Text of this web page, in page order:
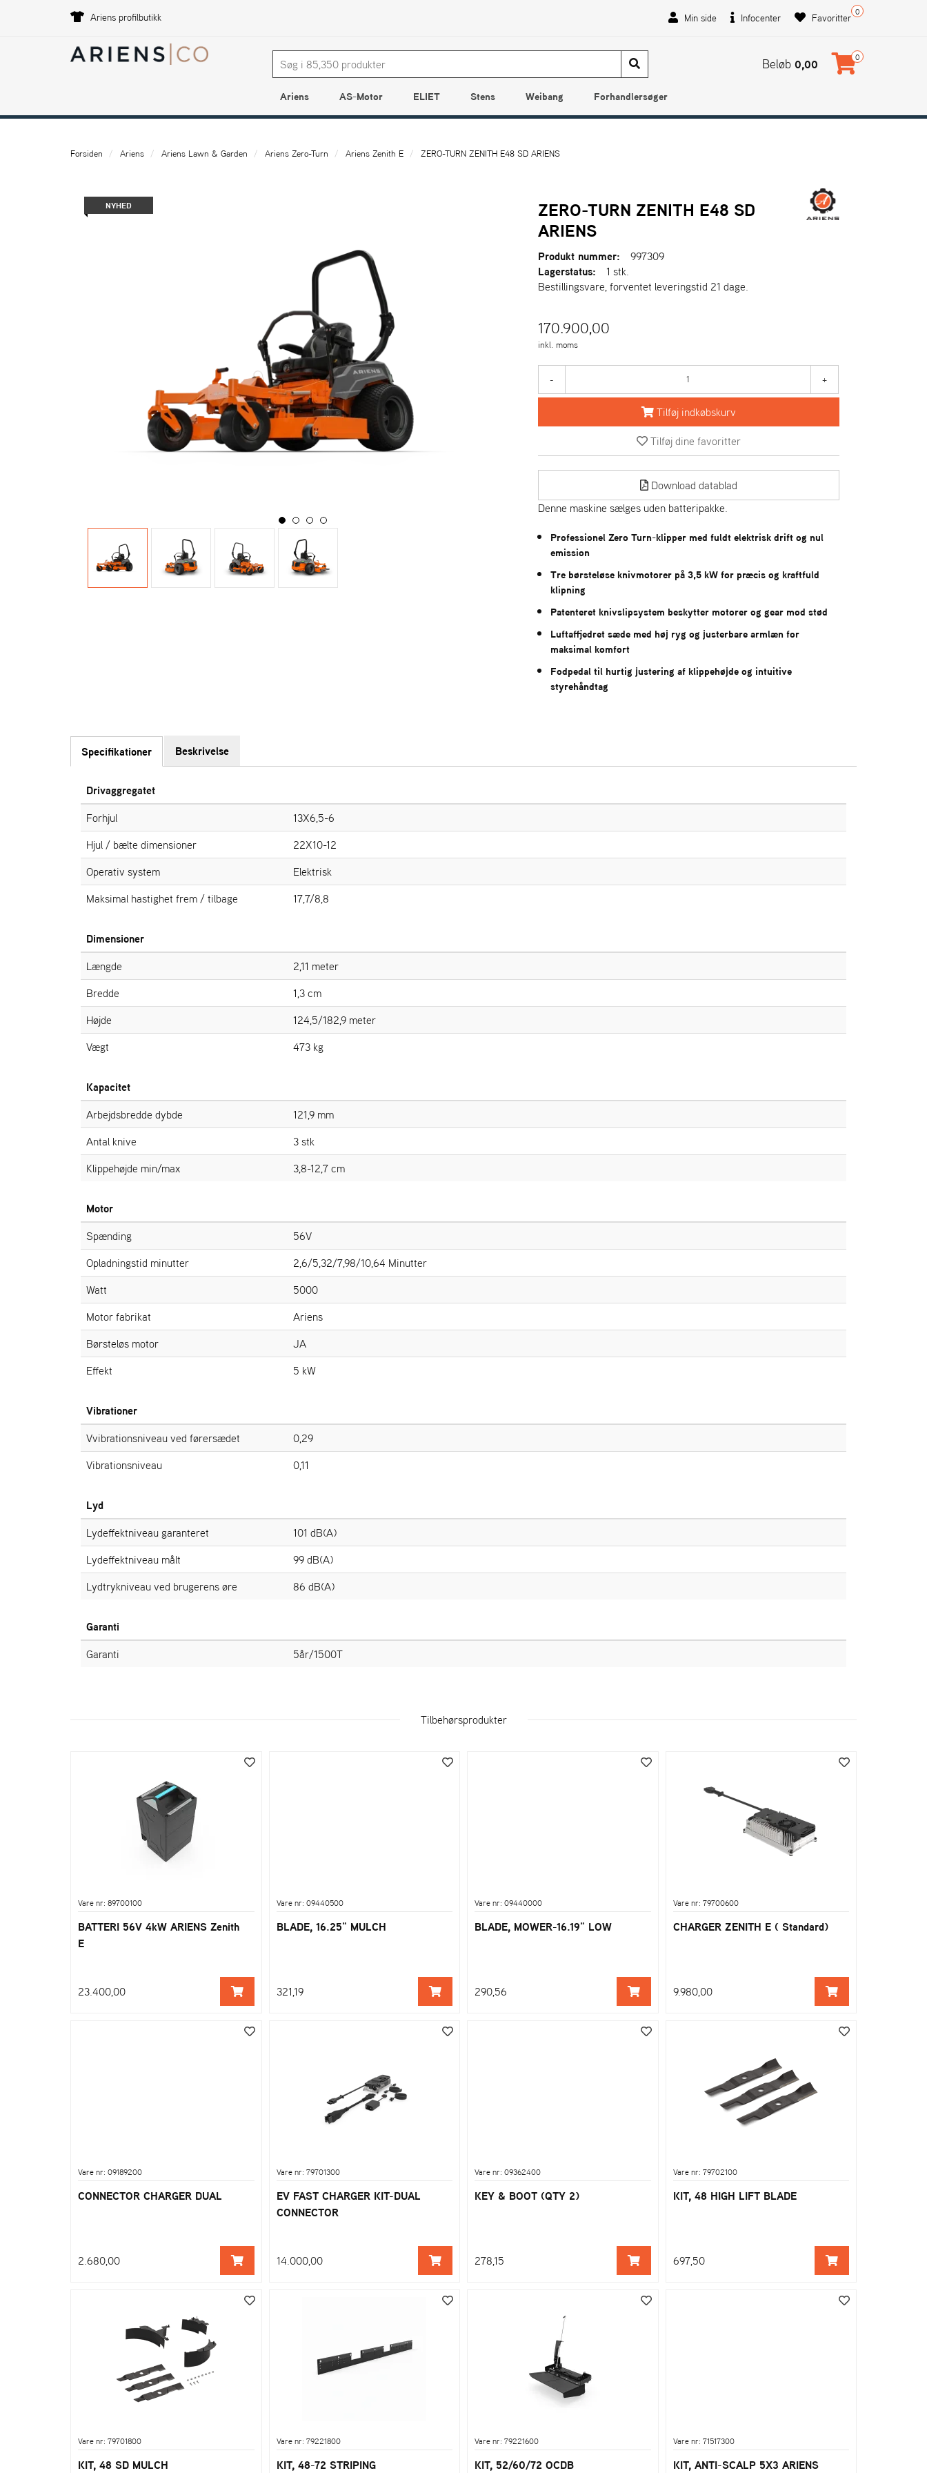
Ariens profilbutikk Min side Infocenter 0
Favoritter
Beløb 0,00 0
Ariens AS-Motor ELIET Stens Weibang Forhandlersøger
Forsiden Ariens Ariens Lawn & Garden Ariens Zero-Turn Ariens Zenith E ZERO-TURN ZENITH E48 SD ARIENS
NYHED
ZERO-TURN ZENITH E48 SD
ARIENS
Produkt nummer:
997309
Lagerstatus:
1 stk.
Bestillingsvare, forventet leveringstid 21 dage.
170.900,00
inkl. moms
- +
Tilføj indkøbskurv
Tilføj dine favoritter
Download datablad
Denne maskine sælges uden batteripakke.
Professionel Zero Turn-klipper med fuldt elektrisk drift og nul
emission
Tre børsteløse knivmotorer på 3,5 kW for præcis og kraftfuld
klipning
Patenteret knivslipsystem beskytter motorer og gear mod stød
Luftaffjedret sæde med høj ryg og justerbare armlæn for
maksimal komfort
Fodpedal til hurtig justering af klippehøjde og intuitive
styrehåndtag
Specifikationer Beskrivelse
Drivaggregatet
Forhjul
13X6,5-6
Hjul / bælte dimensioner
22X10-12
Operativ system
Elektrisk
Maksimal hastighet frem / tilbage
17,7/8,8
Dimensioner
Længde
2,11 meter
Bredde
1,3 cm
Højde
124,5/182,9 meter
Vægt
473 kg
Kapacitet
Arbejdsbredde dybde
121,9 mm
Antal knive
3 stk
Klippehøjde min/max
3,8-12,7 cm
Motor
Spænding
56V
Opladningstid minutter
2,6/5,32/7,98/10,64 Minutter
Watt
5000
Motor fabrikat
Ariens
Børsteløs motor
JA
Effekt
5 kW
Vibrationer
Vvibrationsniveau ved førersædet
0,29
Vibrationsniveau
0,11
Lyd
Lydeffektniveau garanteret
101 dB(A)
Lydeffektniveau målt
99 dB(A)
Lydtrykniveau ved brugerens øre
86 dB(A)
Garanti
Garanti
5år/1500T
Tilbehørsprodukter
Vare nr: 89700100
BATTERI 56V 4kW ARIENS Zenith
E
23.400,00
Vare nr: 09440500
BLADE, 16.25" MULCH
321,19
Vare nr: 09440000
BLADE, MOWER-16.19" LOW
290,56
Vare nr: 79700600
CHARGER ZENITH E ( Standard)
9.980,00
Vare nr: 09189200
CONNECTOR CHARGER DUAL
2.680,00
Vare nr: 79701300
EV FAST CHARGER KIT-DUAL
CONNECTOR
14.000,00
Vare nr: 09362400
KEY & BOOT (QTY 2)
278,15
Vare nr: 79702100
KIT, 48 HIGH LIFT BLADE
697,50
Vare nr: 79701800
KIT, 48 SD MULCH
Vare nr: 79221800
KIT, 48-72 STRIPING
Vare nr: 79221600
KIT, 52/60/72 OCDB
Vare nr: 71517300
KIT, ANTI-SCALP 5X3 ARIENS